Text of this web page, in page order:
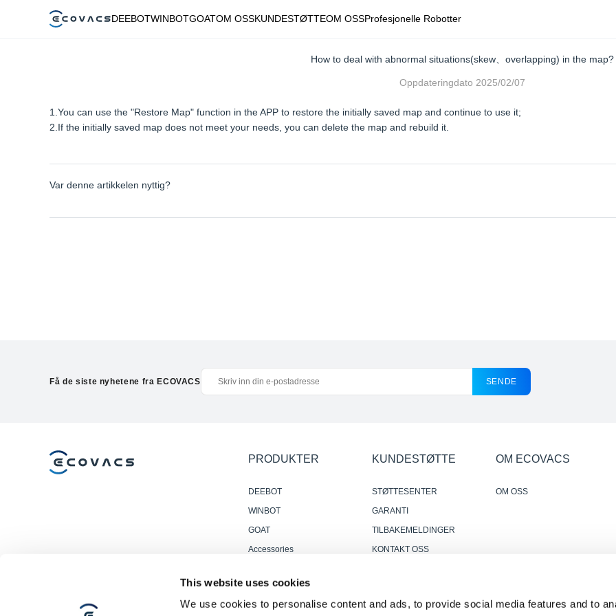
This website uses cookies
We use cookies to personalise content and ads, to provide social media features and to
DEEBOTWINBOTGOATOM OSSKUNDESTØTTEOM OSSProfesjonelle Robotter
How to deal with abnormal situations(skew、overlapping) in the map?
Oppdateringdato 2025/02/07
1.You can use the "Restore Map" function in the APP to restore the initially saved map and continue to use it;
2.If the initially saved map does not meet your needs, you can delete the map and rebuild it.
Var denne artikkelen nyttig?
Få de siste nyhetene fra ECOVACS SENDE
PRODUKTER
DEEBOT
WINBOT
GOAT
Accessories
Gulvvaskroboter
KUNDESTØTTE
STØTTESENTER
GARANTI
TILBAKEMELDINGER
KONTAKT OSS
ANMELDELSER
OM ECOVACS
OM OSS